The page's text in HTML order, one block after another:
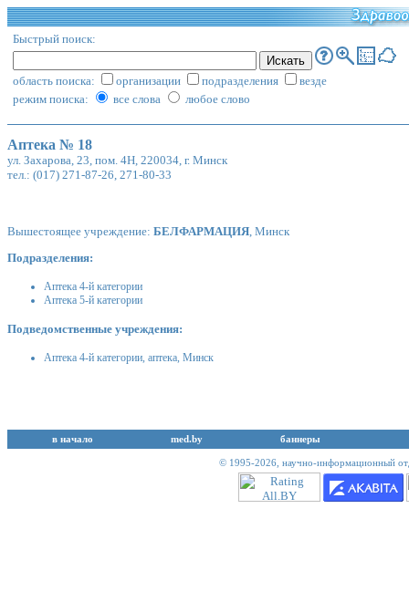
Быстрый поиск:
область поиска: организации подразделения
везде
режим поиска:
все слова любое слово
Аптека № 18
ул. Захарова, 23, пом. 4Н, 220034, г. Минск
тел.: (017) 271-87-26, 271-80-33
Вышестоящее учреждение: БЕЛФАРМАЦИЯ , Минск
Подразделения:
Аптека 4-й категории
Аптека 5-й категории
Подведомственные учреждения:
Аптека 4-й категории, аптека, Минск
в начало med.by баннеры
© 1995-2026, научно-информационный